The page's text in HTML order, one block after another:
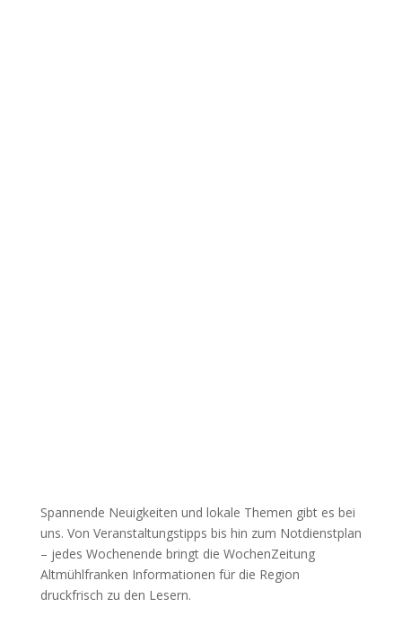
Spannende Neuigkeiten und lokale Themen gibt es bei
uns. Von Veranstaltungstipps bis hin zum Notdienstplan
– jedes Wochenende bringt die WochenZeitung
Altmühlfranken Informationen für die Region
druckfrisch zu den Lesern.